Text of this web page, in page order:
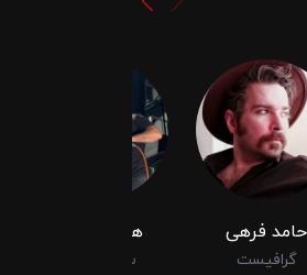
حامد فرهی
گرافیست
هادی عابدی
ساخت دکور